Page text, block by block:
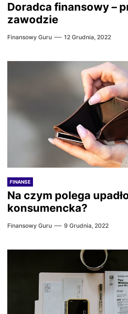
Doradca finansowy –
zawodzie
Finansowy Guru 12 Grudnia, 2022
FINANSE
Na czym polega
konsumencka?
Finansowy Guru 9 Grudnia, 2022